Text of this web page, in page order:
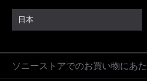
日本
ソニーストアでのお買い物にあ